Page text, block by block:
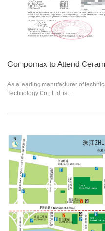
Compomax to Attend
As a leading manufacturer of
Technology Co., Ltd. is...